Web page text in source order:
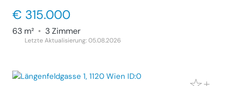
€ 315.000
63 m² • 3 Zimmer
Letzte Aktualisierung: 05.08.2026